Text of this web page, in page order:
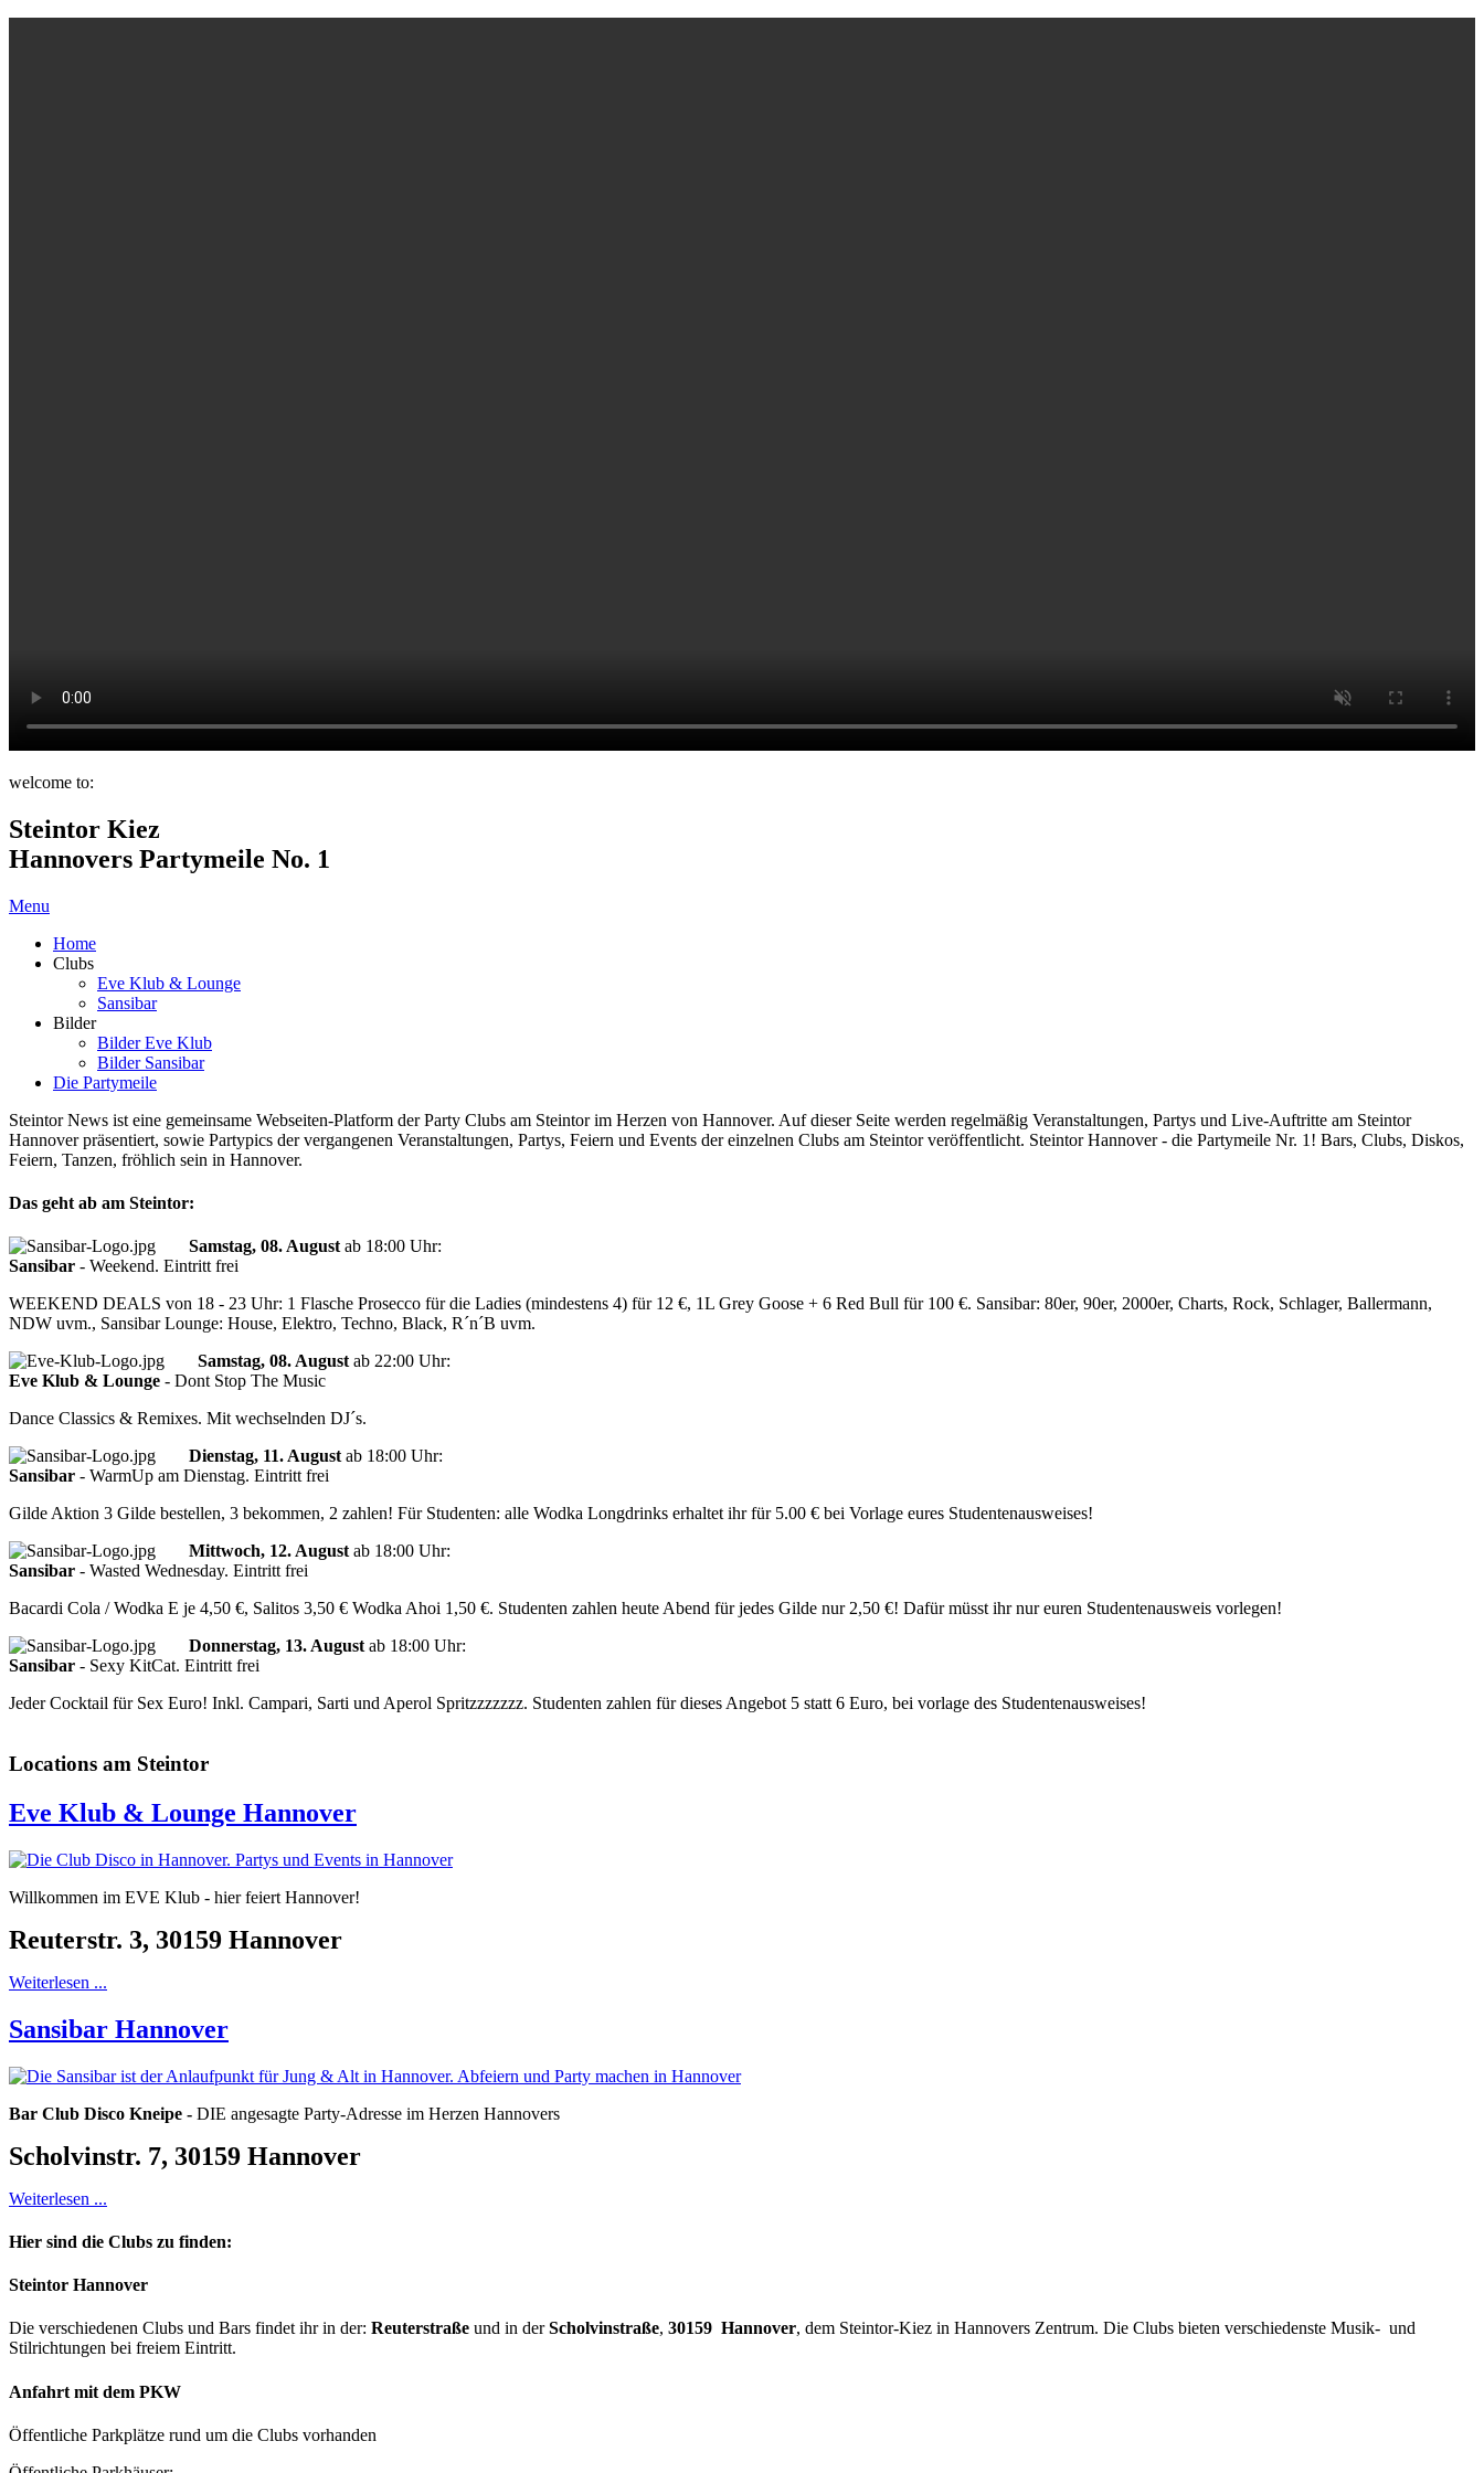
welcome to:
Steintor Kiez
Hannovers Partymeile No. 1
Menu
Home
Clubs
Eve Klub & Lounge
Sansibar
Bilder
Bilder Eve Klub
Bilder Sansibar
Die Partymeile
Steintor News ist eine gemeinsame Webseiten-Platform der Party Clubs am Steintor im Herzen von Hannover. Auf dieser Seite werden regelmäßig Veranstaltungen, Partys und Live-Auftritte am Steintor
Hannover präsentiert, sowie Partypics der vergangenen Veranstaltungen, Partys, Feiern und Events der einzelnen Clubs am Steintor veröffentlicht. Steintor Hannover - die Partymeile Nr. 1! Bars, Clubs, Diskos,
Feiern, Tanzen, fröhlich sein in Hannover.
Das geht ab am Steintor:
Samstag, 08. August ab 18:00 Uhr:
Sansibar - Weekend. Eintritt frei
WEEKEND DEALS von 18 - 23 Uhr: 1 Flasche Prosecco für die Ladies (mindestens 4) für 12 €, 1L Grey Goose + 6 Red Bull für 100 €. Sansibar: 80er, 90er, 2000er, Charts, Rock, Schlager, Ballermann,
NDW uvm., Sansibar Lounge: House, Elektro, Techno, Black, R´n´B uvm.
Samstag, 08. August ab 22:00 Uhr:
Eve Klub & Lounge - Dont Stop The Music
Dance Classics & Remixes. Mit wechselnden DJ´s.
Dienstag, 11. August ab 18:00 Uhr:
Sansibar - WarmUp am Dienstag. Eintritt frei
Gilde Aktion 3 Gilde bestellen, 3 bekommen, 2 zahlen! Für Studenten: alle Wodka Longdrinks erhaltet ihr für 5.00 € bei Vorlage eures Studentenausweises!
Mittwoch, 12. August ab 18:00 Uhr:
Sansibar - Wasted Wednesday. Eintritt frei
Bacardi Cola / Wodka E je 4,50 €, Salitos 3,50 € Wodka Ahoi 1,50 €. Studenten zahlen heute Abend für jedes Gilde nur 2,50 €! Dafür müsst ihr nur euren Studentenausweis vorlegen!
Donnerstag, 13. August ab 18:00 Uhr:
Sansibar - Sexy KitCat. Eintritt frei
Jeder Cocktail für Sex Euro! Inkl. Campari, Sarti und Aperol Spritzzzzzzz. Studenten zahlen für dieses Angebot 5 statt 6 Euro, bei vorlage des Studentenausweises!
Locations am Steintor
Eve Klub & Lounge Hannover
Willkommen im EVE Klub - hier feiert Hannover!
Reuterstr. 3, 30159 Hannover
Weiterlesen ...
Sansibar Hannover
Bar Club Disco Kneipe - DIE angesagte Party-Adresse im Herzen Hannovers
Scholvinstr. 7, 30159 Hannover
Weiterlesen ...
Hier sind die Clubs zu finden:
Steintor Hannover
Die verschiedenen Clubs und Bars findet ihr in der: Reuterstraße und in derScholvinstraße, 30159 Hannover, dem Steintor-Kiez in Hannovers Zentrum. Die Clubs bieten verschiedenste Musik- und
Stilrichtungen bei freiem Eintritt.
Anfahrt mit dem PKW
Öffentliche Parkplätze rund um die Clubs vorhanden